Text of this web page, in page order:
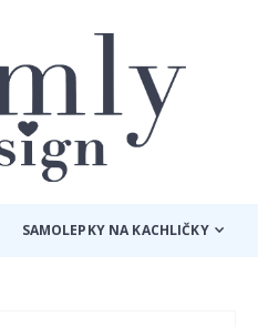
SAMOLEPKY NA KACHLIČKY